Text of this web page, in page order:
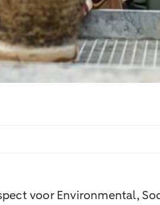
voor Environmental,